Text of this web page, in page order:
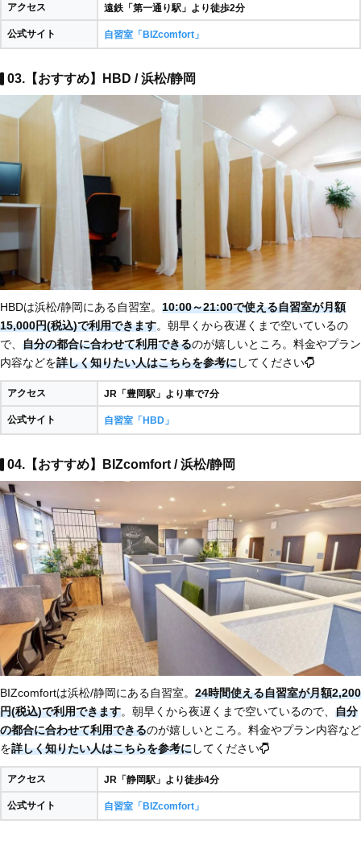
アクセス 遠鉄「第一通り駅」より徒歩2分
公式サイト 自習室「BIZcomfort」
03.【おすすめ】HBD / 浜松/静岡
HBDは浜松/静岡にある自習室。 10:00～21:00で使える自習室が月額
15,000円(税込)で利用できます。朝早くから夜遅くまで空いているの
で、 自分の都合に合わせて利用できるのが嬉しいところ。料金やプラン
内容などを詳しく知りたい人はこちらを参考にしてください
アクセス JR「豊岡駅」より車で7分
公式サイト 自習室「HBD」
04.【おすすめ】BIZcomfort / 浜松/静岡
BIZcomfortは浜松/静岡にある自習室。 24時間使える自習室が月額2,200
円(税込)で利用できます。朝早くから夜遅くまで空いているので、 自分
の都合に合わせて利用できるのが嬉しいところ。料金やプラン内容など
を詳しく知りたい人はこちらを参考にしてください
アクセス JR「静岡駅」より徒歩4分
公式サイト 自習室「BIZcomfort」